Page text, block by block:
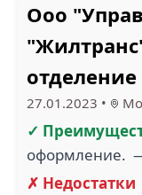
Ооо
отделение
27.01.2023 •
✓
оформление.
✗ Недостатки